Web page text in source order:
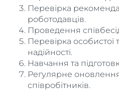
Перевірка
роботодавців.
Проведення
Перевірка особистої
надійності.
Навчання та
Регулярне
співробітників.